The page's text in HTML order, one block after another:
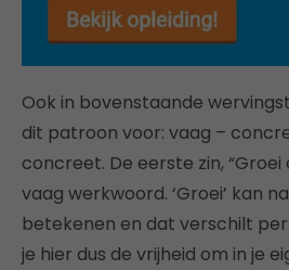
Ook in bovenstaande
dit patroon voor: vaag –
concreet. De eerste zin,
vaag werkwoord. ‘Groei’ kan
betekenen en dat verschilt
je hier dus de vrijheid om in je